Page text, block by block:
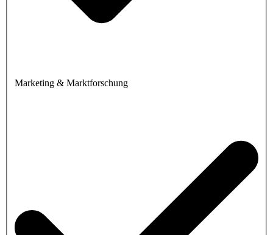
Marketing & Marktforschung